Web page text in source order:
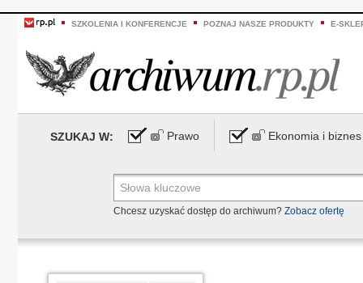
SZKOLENIA I KONFERENCJE POZNAJ NASZE PRODUKTY E-
SZUKAJ W: Prawo Ekonomia i biznes
Chcesz uzyskać dostęp do archiwum? Zobacz ofertę